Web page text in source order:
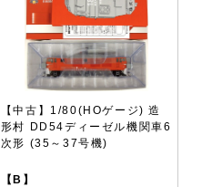
【中古】1/80(HOゲージ) 造
形村 DD54ディーゼル機関車6
次形 (35～37号機)
【B】